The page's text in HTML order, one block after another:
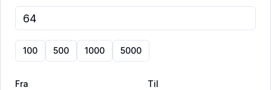
100 500 1000 5000
Fra Til